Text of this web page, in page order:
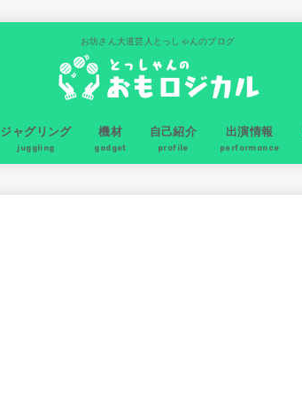
お坊さん大道芸人とっしゃんのブログ
ジャグリング
juggling
機材
gadget
自己紹介
profile
出演情報
performance